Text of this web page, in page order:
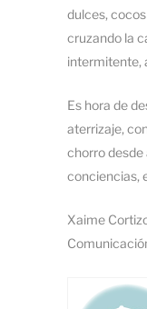
dulces,
cruzando la
intermitente,
Es hora de
aterrizaje,
chorro desde
conciencias,
Xaime